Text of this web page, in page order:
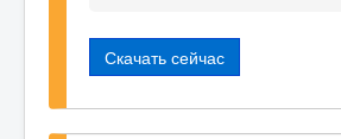
Скачать сейчас